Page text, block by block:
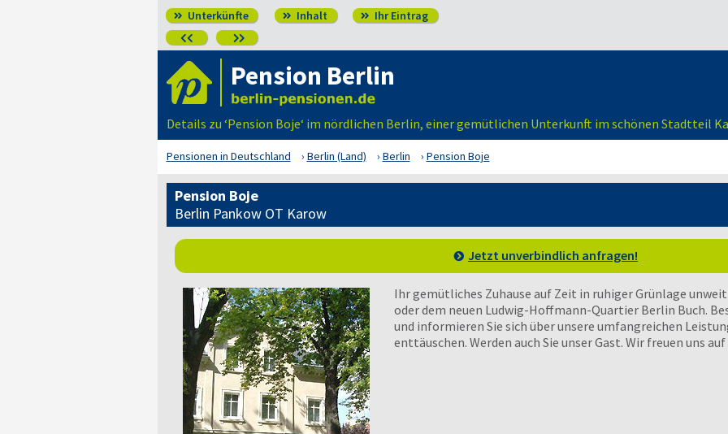
 Unterkünfte  Inhalt  Ihr Eintrag
 
Pension Berlin
Details zu ‘Pension Boje‘ im nördlichen Berlin, einer gemütlichen Unterkunft im schönen Stadtteil
Pensionen in Deutschland Berlin (Land) Berlin Pension Boje
Pension Boje
Berlin Pankow OT Karow
Jetzt unverbindlich anfragen!
Ihr gemütliches Zuhause auf Zeit in ruhiger Grünlage
oder dem neuen Ludwig-Hoffmann-Quartier Berlin Buch.
und informieren Sie sich über unsere umfangreichen
enttäuschen. Werden auch Sie unser Gast. Wir freuen uns